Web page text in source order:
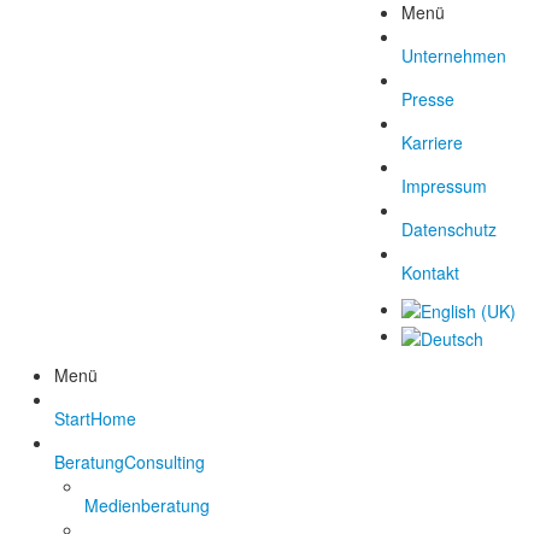
Menü
Unternehmen
Presse
Karriere
Impressum
Datenschutz
Kontakt
Menü
StartHome
BeratungConsulting
Medienberatung